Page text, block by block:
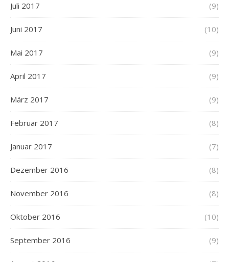
Juli 2017 (9)
Juni 2017 (10)
Mai 2017 (9)
April 2017 (9)
März 2017 (9)
Februar 2017 (8)
Januar 2017 (7)
Dezember 2016 (8)
November 2016 (8)
Oktober 2016 (10)
September 2016 (9)